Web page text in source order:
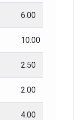
6.00
10.00
2.50
2.00
4.00